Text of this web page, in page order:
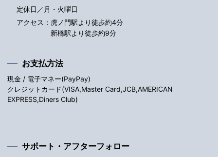
定休日／月・火曜日
アクセス： 虎ノ門駅より徒歩約4分
新橋駅より徒歩約9分
お支払方法
現金 / 電子マネー(PayPay)
クレジットカード(VISA,Master Card,JCB,AMERICAN
EXPRESS,Diners Club)
サポート・アフターフォロー